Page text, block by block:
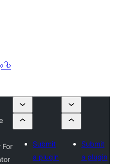
ါ
For
Submit
a plugin
Submit
a plugin